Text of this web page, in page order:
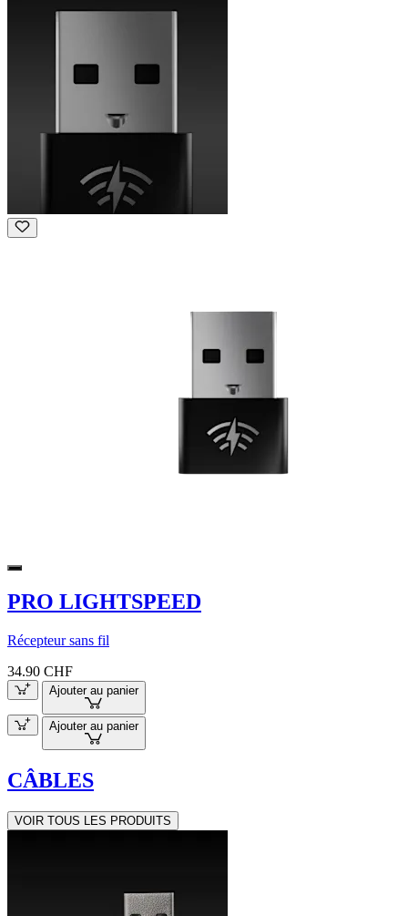
PRO LIGHTSPEED
Récepteur sans fil
34.90 CHF
Ajouter au panier
Ajouter au panier
CÂBLES
VOIR TOUS LES PRODUITS